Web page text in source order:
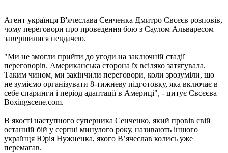
Агент українця В'ячеслава Сенченка Дмитро Євсєєв розповів,
чому переговори про проведення бою з Саулом Альваресом
завершилися невдачею.
"Ми не змогли прийти до угоди на заключній стадії
переговорів. Американська сторона їх всіляко затягувала.
Таким чином, ми закінчили переговори, коли зрозуміли, що
не зуміємо організувати 8-тижневу підготовку, яка включає в
себе спаринги і період адаптації в Америці", - цитує Євсєєва
Boxingscene.com.
В якості наступного суперника Сенченко, який провів свій
останній бій у серпні минулого року, називають іншого
українця Юрія Нужненка, якого В’ячеслав колись уже
перемагав.